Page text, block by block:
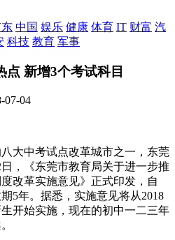
东 中国 娱乐 健康 体育 IT 财富 汽
科技 教育 军事
点 新增3个考试科目
07-04
中考试点改革城市之一，东莞
，《东莞市教育局关于进一步推
改革实施意见》正式印发，自
5年。据悉，实施意见将从2018
开始实施，现在的初中一二三年